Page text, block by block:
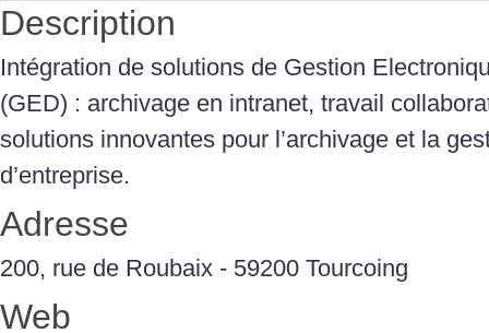
Description
Intégration de solutions de Gestion
(GED) : archivage en intranet, travail
solutions innovantes pour l’archivage et la
d’entreprise.
Adresse
200, rue de Roubaix - 59200 Tourcoing
Web